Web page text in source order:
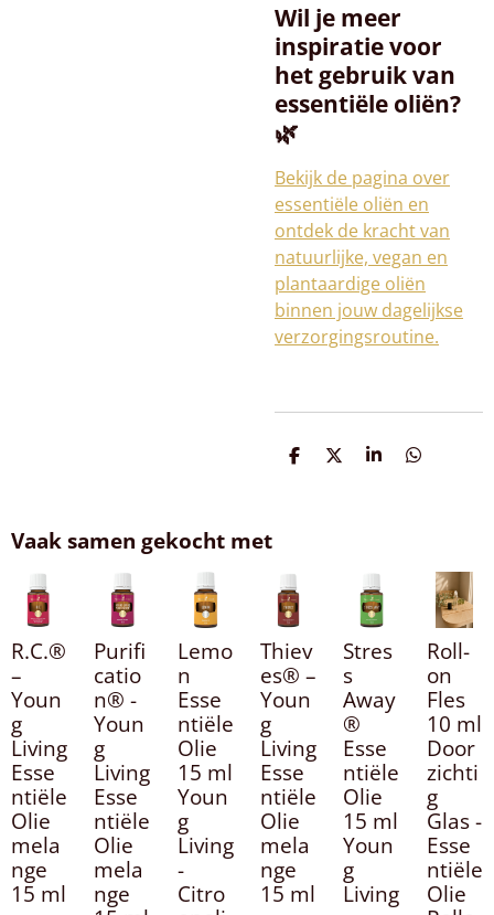
Wil je meer
inspiratie voor
het gebruik van
essentiële oliën?
🌿
Bekijk de pagina over
essentiële oliën en
ontdek de kracht van
natuurlijke, vegan en
plantaardige oliën
binnen jouw dagelijkse
verzorgingsroutine.
D
D
S
D
Vaak samen gekocht met
R.C.®
–
Youn
g
Living
Esse
ntiële
Olie
mela
nge
15 ml
Purifi
catio
n® -
Youn
g
Living
Esse
ntiële
Olie
mela
nge
Lemo
n
Esse
ntiële
Olie
15 ml
Youn
g
Living
-
Citro
Thiev
es® –
Youn
g
Living
Esse
ntiële
Olie
mela
nge
15 ml
Stres
s
Away
®
Esse
ntiële
Olie
15 ml
Youn
g
Living
Roll-
on
Fles
10 ml
Door
zichti
g
Glas -
Esse
ntiële
Olie